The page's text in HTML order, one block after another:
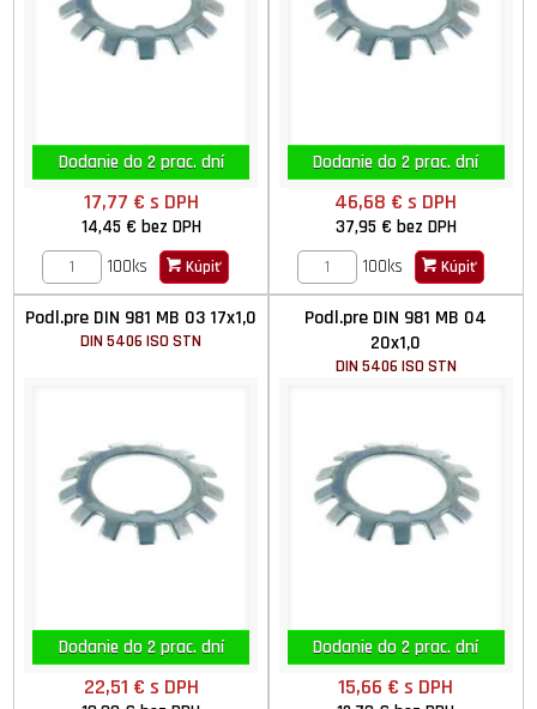
Dodanie do 2 prac. dní
17,77 € s DPH
14,45 € bez DPH
100ks
Kúpiť
Dodanie do 2 prac. dní
46,68 €s DPH
37,95 € bez DPH
100ks
Kúpiť
Podl.pre DIN 981 MB 03 17x1,0
DIN 5406 ISO STN
Dodanie do 2 prac. dní
22,51 € s DPH
Podl.pre DIN 981 MB 04
20x1,0
DIN 5406 ISO STN
Dodanie do 2 prac. dní
15,66 €s DPH